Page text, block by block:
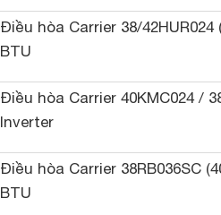
Điều hòa Carrier 38/
BTU
Điều hòa Carrier 40KMC024 /
Inverter
Điều hòa Carrier 38RB036SC
BTU